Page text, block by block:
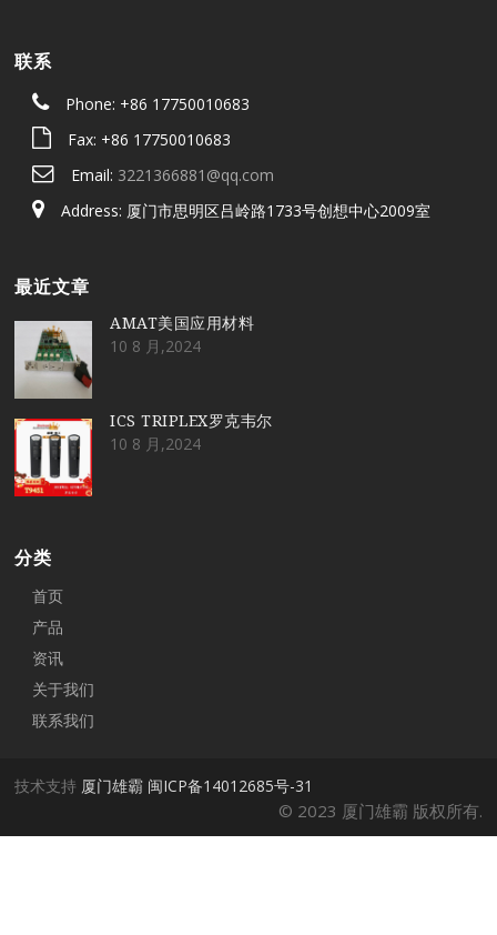
联系
Phone: +86 17750010683
Fax: +86 17750010683
Email: 3221366881@qq.com
Address: 厦门市思明区吕岭路1733号创想中心2009室
最近文章
AMAT美国应用材料
10 8 月,2024
ICS TRIPLEX罗克韦尔
10 8 月,2024
分类
首页
产品
资讯
关于我们
联系我们
技术支持 厦门雄霸 闽ICP备14012685号-31
© 2023 厦门雄霸 版权所有.